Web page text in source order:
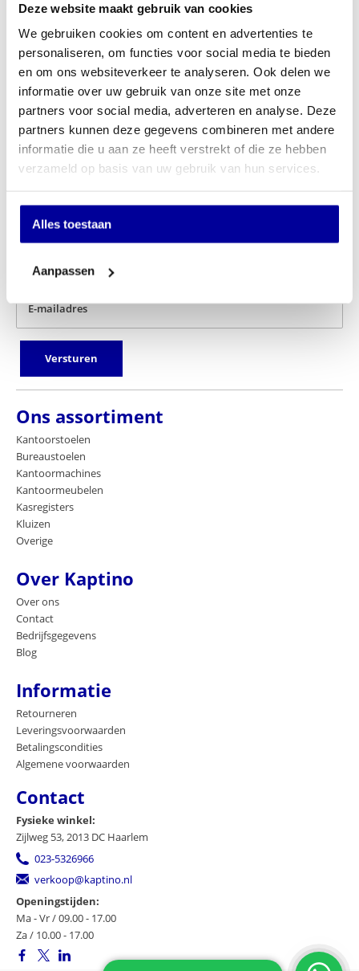
Deze website maakt gebruik van cookies
We gebruiken cookies om content en advertenties te
personaliseren, om functies voor social media te bieden
en om ons websiteverkeer te analyseren. Ook delen we
informatie over uw gebruik van onze site met onze
partners voor social media, adverteren en analyse. Deze
partners kunnen deze gegevens combineren met andere
informatie die u aan ze heeft verstrekt of die ze hebben
verzameld op basis van uw gebruik van hun services.
Alles toestaan
Aanpassen
In mijn winkelwagen
Offerte aanvragen
Op verlanglijstje
Wilt u up-to-date blijven van de nieuwste artikelen? En wilt u als
achter te laten.
E-mailadres
Versturen
Ons assortiment
Kantoorstoelen
Bureaustoelen
Kantoormachines
Kantoormeubelen
Kasregisters
Kluizen
Overige
Over Kaptino
Over ons
Contact
Bedrijfsgegevens
Blog
Informatie
Retourneren
Leveringsvoorwaarden
Betalingscondities
Algemene voorwaarden
Contact
Fysieke winkel:
Zijlweg 53, 2013 DC Haarlem
023-5326966
verkoop@kaptino.nl
Openingstijden:
Ma - Vr / 09.00 - 17.00
Za / 10.00 - 17.00